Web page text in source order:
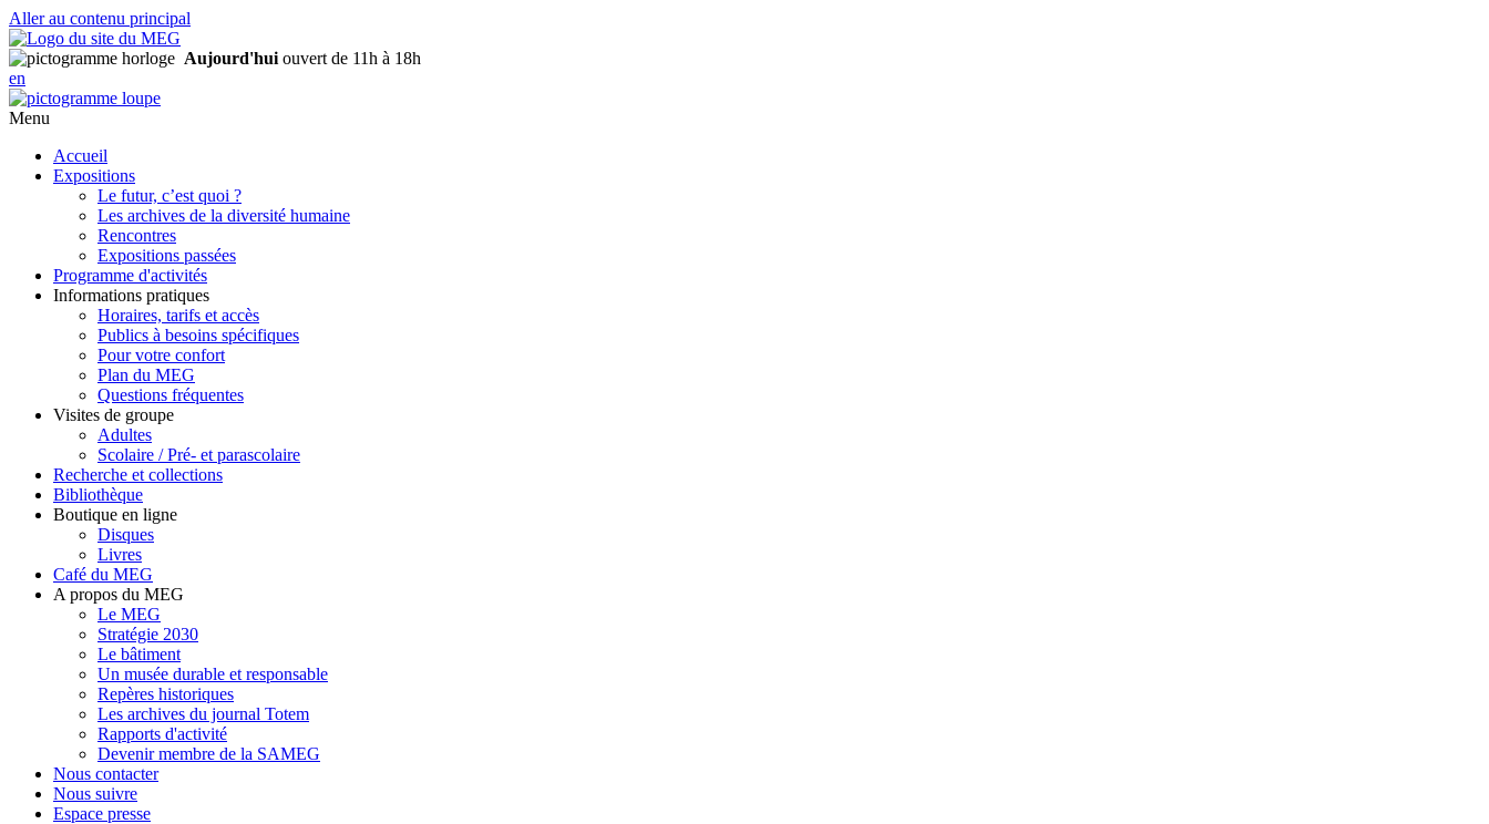
Aller au contenu principal
Aujourd'hui ouvert de 11h à 18h
en
Menu
Accueil
Expositions
Le futur, c’est quoi ?
Les archives de la diversité humaine
Rencontres
Expositions passées
Programme d'activités
Informations pratiques
Horaires, tarifs et accès
Publics à besoins spécifiques
Pour votre confort
Plan du MEG
Questions fréquentes
Visites de groupe
Adultes
Scolaire / Pré- et parascolaire
Recherche et collections
Bibliothèque
Boutique en ligne
Disques
Livres
Café du MEG
A propos du MEG
Le MEG
Stratégie 2030
Le bâtiment
Un musée durable et responsable
Repères historiques
Les archives du journal Totem
Rapports d'activité
Devenir membre de la SAMEG
Nous contacter
Nous suivre
Espace presse